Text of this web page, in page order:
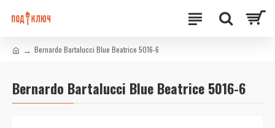
Bernardo Bartalucci Blue Beatrice 5016-6
Bernardo Bartalucci Blue Beatrice 5016-6